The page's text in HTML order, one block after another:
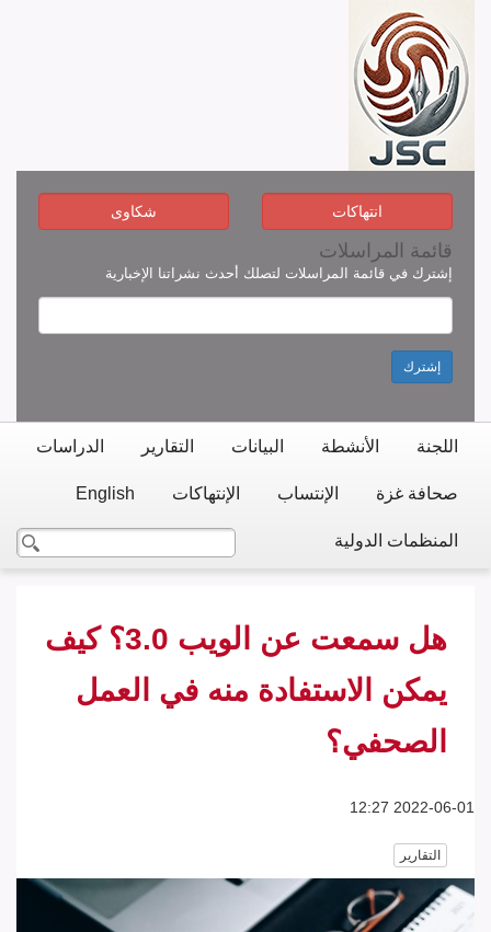
انتهاكات شكاوى
قائمة المراسلات
إشترك في قائمة المراسلات لتصلك أحدث نشراتنا الإخبارية
إشترك
اللجنة الأنشطة البيانات التقارير الدراسات
صحافة غزة الإنتساب الإنتهاكات English
المنظمات الدولية
هل سمعت عن الويب 3.0؟ كيف
يمكن الاستفادة منه في العمل
الصحفي؟
2022-06-01 12:27
التقارير